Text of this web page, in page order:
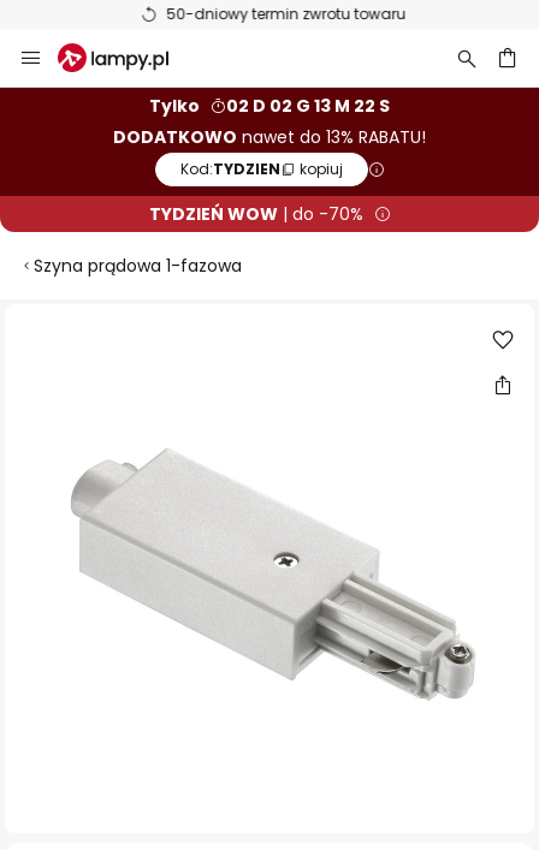
50-dniowy termin zwrotu towaru
Przejdź
do
Tylko
02 D 02 G 13 M 22 S
DODATKOWO nawet do 13% RABATU!
Kod:TYDZIEN kopiuj
TYDZIEŃ WOW| do -70%
Szyna prądowa 1-fazowa